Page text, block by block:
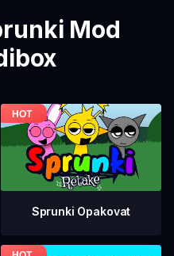
Mod
Sprunki Opakovat